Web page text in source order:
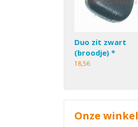
Duo zit zwart
(broodje) *
18,56
Onze winkel